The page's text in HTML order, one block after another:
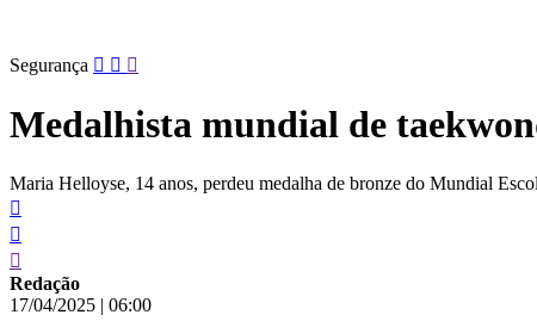
Pular
para
conteúdo
Segurança
Medalhista mundial de
Maria Helloyse, 14 anos, perdeu medalha de bronze do Mundial
Redação
17/04/2025 | 06:00